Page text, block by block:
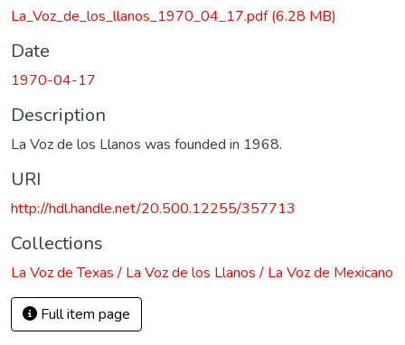
La_Voz_de_los_llanos_1970_04_17.pdf(6.28 MB)
Date
1970-04-17
Description
La Voz de los Llanos was founded in 1968.
URI
http://hdl.handle.net/20.500.12255/357713
Collections
La Voz de Texas / La Voz de los Llanos / La Voz de Mexicano
Full item page